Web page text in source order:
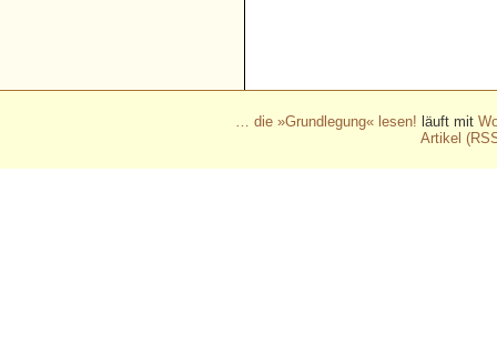
… die »Grundlegung« lesen! läuft mit
Artikel